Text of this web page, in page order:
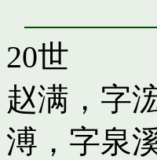
20世
赵满，字
溥，字泉